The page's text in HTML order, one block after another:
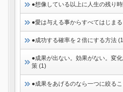
●想像している以上に人生の残り
●愛は与える事からすべてはじま
●成功する確率を２倍にする方法
●成果が出ない。効果がない。変
策 (1)
●成果をあげるのなら一つに絞る